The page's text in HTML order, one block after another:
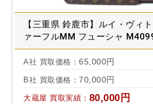
【三重県 鈴鹿市】ルイ・ヴィ
ァーフルMM フューシャ
2023.07
A社 買取価格： 65,000円
B社 買取価格： 70,000円
大蔵屋 買取実績： 80,000円